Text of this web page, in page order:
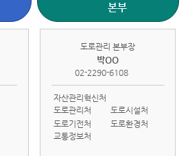
본부
도로관리 본부장
박OO
02-2290-6108
자산관리혁신처
도로관리처
도로시설처
도로기전처
도로환경처
교통정보처